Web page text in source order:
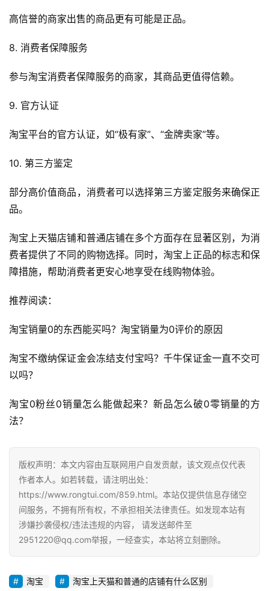
A
观
商
营
播
货
引
流
推
私
社
群
问
答
区
登录
高信誉的商家出售的商品更有可能是正品。
8. 消费者保障服务
参与淘宝消费者保障服务的商家，其商品更值得信赖。
9. 官方认证
淘宝平台的官方认证，如“极有家”、“金牌卖家”等。
10. 第三方鉴定
部分高价值商品，消费者可以选择第三方鉴定服务来确保正
品。
淘宝上天猫店铺和普通店铺在多个方面存在显著区别，为消
费者提供了不同的购物选择。同时，淘宝上正品的标志和保
障措施，帮助消费者更安心地享受在线购物体验。
推荐阅读：
淘宝销量0的东西能买吗？淘宝销量为0评价的原因
淘宝不缴纳保证金会冻结支付宝吗？千牛保证金一直不交可
以吗？
淘宝0粉丝0销量怎么能做起来？新品怎么破0零销量的方
法？
版权声明：本文内容由互联网用户自发贡献，该文观点仅代表
作者本人。如若转载，请注明出处：
https://www.rongtui.com/859.html。本站仅提供信息存储空
间服务，不拥有所有权，不承担相关法律责任。如发现本站有
涉嫌抄袭侵权/违法违规的内容， 请发送邮件至
2951220@qq.com举报，一经查实，本站将立刻删除。
淘宝
淘宝上天猫和普通的店铺有什么区别